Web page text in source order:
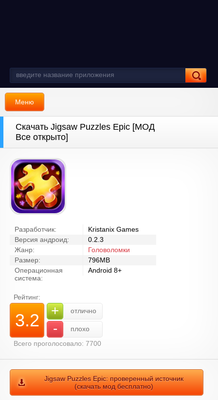
Меню
Скачать Jigsaw Puzzles Epic [МОД
Все открыто]
Разработчик:
Kristanix Games
Версия андроид:
0.2.3
Жанр:
Головоломки
Размер:
796MB
Операционная
система:
Android 8+
Рейтинг:
3.2 + отлично
-
плохо
Всего проголосовало: 7700
Jigsaw Puzzles Epic: проверенный источник
(скачать мод бесплатно)